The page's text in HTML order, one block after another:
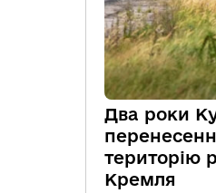
Два роки
територію
Кремля